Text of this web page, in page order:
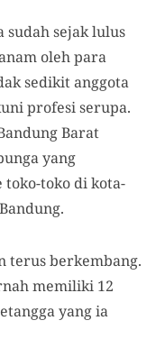
sejak lulus
oleh para
sedikit anggota
profesi serupa.
Barat
yang
toko di kota-
terus berkembang.
memiliki 12
yang ia